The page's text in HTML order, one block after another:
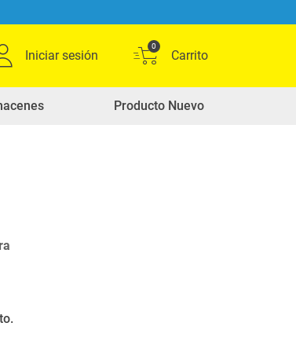
Iniciar sesión
0
Producto Nuevo